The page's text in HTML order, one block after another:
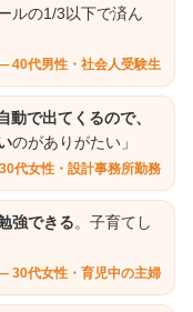
ルの1/3以下で済ん
40代男性・社会人受験生
動で出てくるので、
のがありがたい」
代女性・設計事務所勤務
強できる。子育てし
30代女性・育児中の主婦